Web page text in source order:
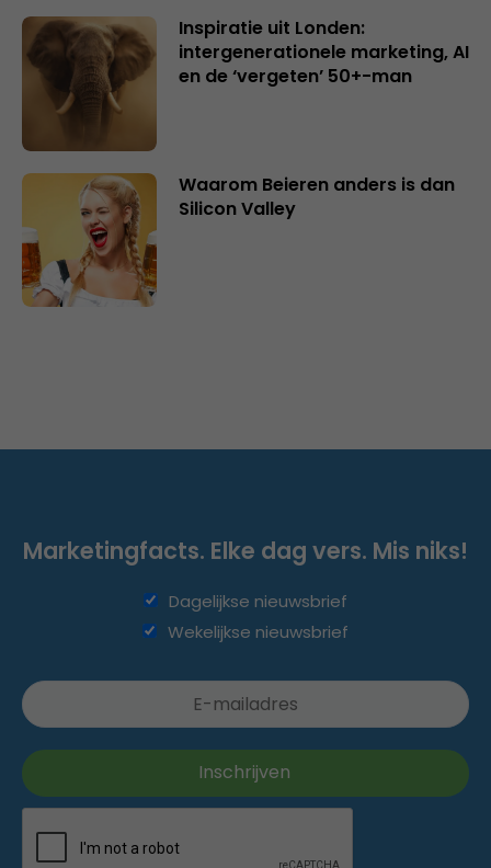
Inspiratie uit Londen:
intergenerationele marketing, AI
en de ‘vergeten’ 50+-man
Waarom Beieren anders is dan
Silicon Valley
Marketingfacts. Elke dag vers. Mis niks!
Dagelijkse nieuwsbrief
Wekelijkse nieuwsbrief